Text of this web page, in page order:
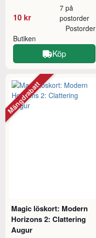
10 kr
7 på
postorder
Butiken
Postorder
Köp
Magic löskort: Modern
Horizons 2: Clattering
Augur
Mängdrabatt